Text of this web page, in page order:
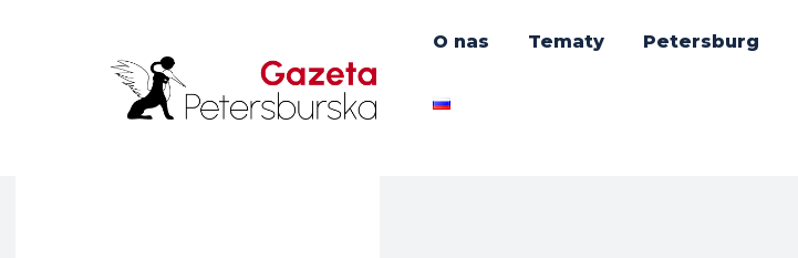
O nas Tematy Petersburg